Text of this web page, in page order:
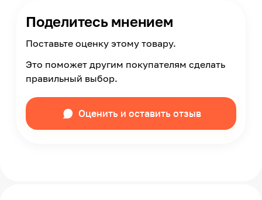
Поделитесь мнением
Поставьте оценку этому товару.
Это поможет другим покупателям сделать
правильный выбор.
Оценить и оставить отзыв